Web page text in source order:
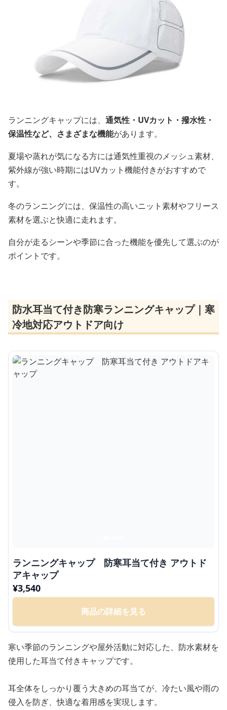
ランニングキャップには、 通気性・UVカット・撥水性・
保温性など、さまざまな機能があります。
夏場や蒸れが気になる方には通気性重視のメッシュ素材、
紫外線が強い時期にはUVカット機能付きがおすすめで
す。
冬のランニングには、保温性の高いニット素材やフリース
素材を選ぶと快適に走れます。
自分が走るシーンや季節に合った機能を優先して選ぶのが
ポイントです。
防水耳当て付き防寒ランニングキャップ｜寒
冷地対応アウトドア向け
ランニングキャップ 防寒耳当て付き アウトド
アキャップ
¥3,540
商品の詳細を見る
寒い季節のランニングや屋外活動に対応した、防水素材を
使用した耳当て付きキャップです。
耳全体をしっかり覆う大きめの耳当てが、冷たい風や雨の
侵入を防ぎ、快適な着用感を実現します。